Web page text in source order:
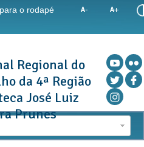
o rodapé
Regional do
da 4ª Região
José Luiz
Prunes